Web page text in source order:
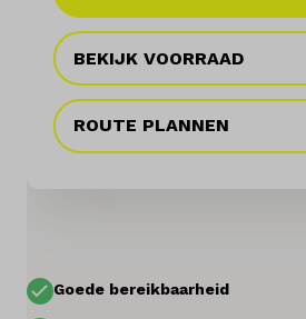
Onderhoud
Diensten
Contact
BEKIJK VOORRAAD
ROUTE PLANNEN
Goede bereikbaarheid